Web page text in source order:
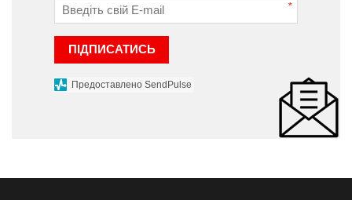
*
ПІДПИСАТИСЬ
Предоставлено SendPulse